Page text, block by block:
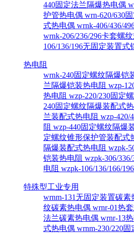
440固定法兰隔爆热电偶
护管热电偶 wrn-620/630
式热电偶 wrnk-406/436/
wrnk-206/236/296卡套螺
106/136/196无固定装置式
热电阻
wrnk-240固定螺纹隔爆铠
兰隔爆铠装热电阻 wzp-
热电阻 wzp-220/230固定
240固定螺纹隔爆装配式
兰装配式热电阻 wzp-420/
阻 wzp-440固定螺纹隔爆
定螺纹锥形保护管装配式
隔爆装配式热电阻 wzpk-
铠装热电阻 wzpk-306/
电阻 wzpk-106/136/166/
特殊型工业专用
wrnm-131无固定装置碳素
纹碳素热电偶 wrnr-01热
法兰碳素热电偶 wrnr-13
式热电偶 wrnm-230/220